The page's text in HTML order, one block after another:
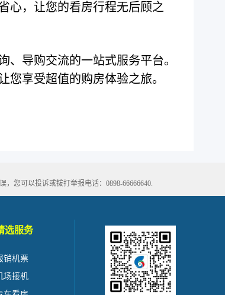
心，让您的看房行程无后顾之
导购交流的一站式服务平台。
享受超值的购房体验之旅。
您可以投诉或拔打举报电话：0898-66666640.
选服务
销机票
场接机